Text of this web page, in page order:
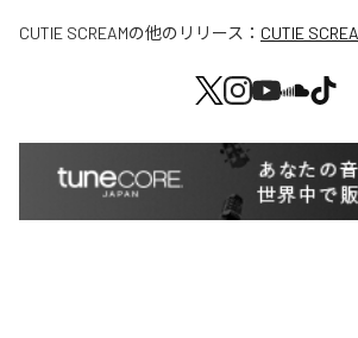
CUTIE SCREAMの他のリリース： CUTIE